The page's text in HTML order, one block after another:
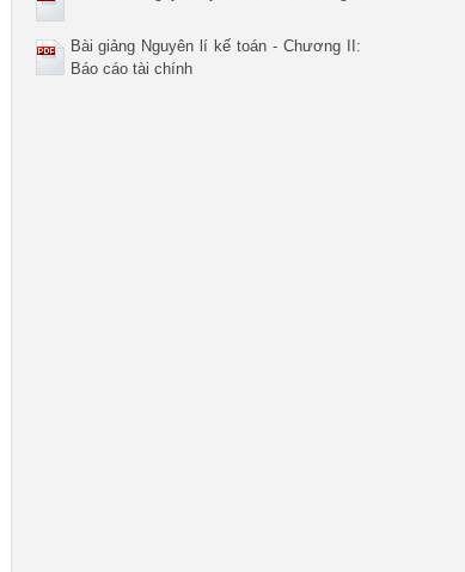
Bài giảng Nguyên lí kế toán - Chương II:
Báo cáo tài chính